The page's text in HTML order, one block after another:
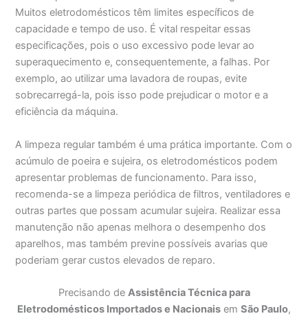
Muitos eletrodomésticos têm limites específicos de
capacidade e tempo de uso. É vital respeitar essas
especificações, pois o uso excessivo pode levar ao
superaquecimento e, consequentemente, a falhas. Por
exemplo, ao utilizar uma lavadora de roupas, evite
sobrecarregá-la, pois isso pode prejudicar o motor e a
eficiência da máquina.
A limpeza regular também é uma prática importante. Com o
acúmulo de poeira e sujeira, os eletrodomésticos podem
apresentar problemas de funcionamento. Para isso,
recomenda-se a limpeza periódica de filtros, ventiladores e
outras partes que possam acumular sujeira. Realizar essa
manutenção não apenas melhora o desempenho dos
aparelhos, mas também previne possíveis avarias que
poderiam gerar custos elevados de reparo.
Precisando de Assistência Técnica para
Eletrodomésticos Importados e Nacionais em São Paulo,